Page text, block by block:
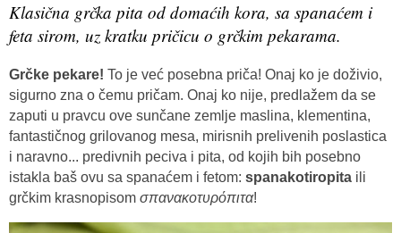
Klasična grčka pita od domaćih kora, sa spanaćem i
feta sirom, uz kratku pričicu o grčkim pekarama.
Grčke pekare! To je već posebna priča! Onaj ko je doživio,
sigurno zna o čemu pričam. Onaj ko nije, predlažem da se
zaputi u pravcu ove sunčane zemlje maslina, klementina,
fantastičnog grilovanog mesa, mirisnih prelivenih poslastica
i naravno... predivnih peciva i pita, od kojih bih posebno
istakla baš ovu sa spanaćem i fetom: spanakotiropita ili
grčkim krasnopisom σπανακοτυρόπιτα!